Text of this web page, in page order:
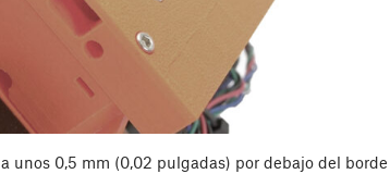
unos 0,5 mm (0,02 pulgadas) por debajo del borde